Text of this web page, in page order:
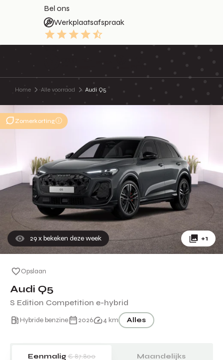
Bel ons
Werkplaatsafspraak
9.3
Home Alle voorraad Audi Q5
Zomerkorting
29x bekeken deze week +1
Opslaan
Audi Q5
S Edition Competition e-hybrid
Hybride benzine 2026 4 km Alles
Eenmalig€ 87.800 Maandelijks